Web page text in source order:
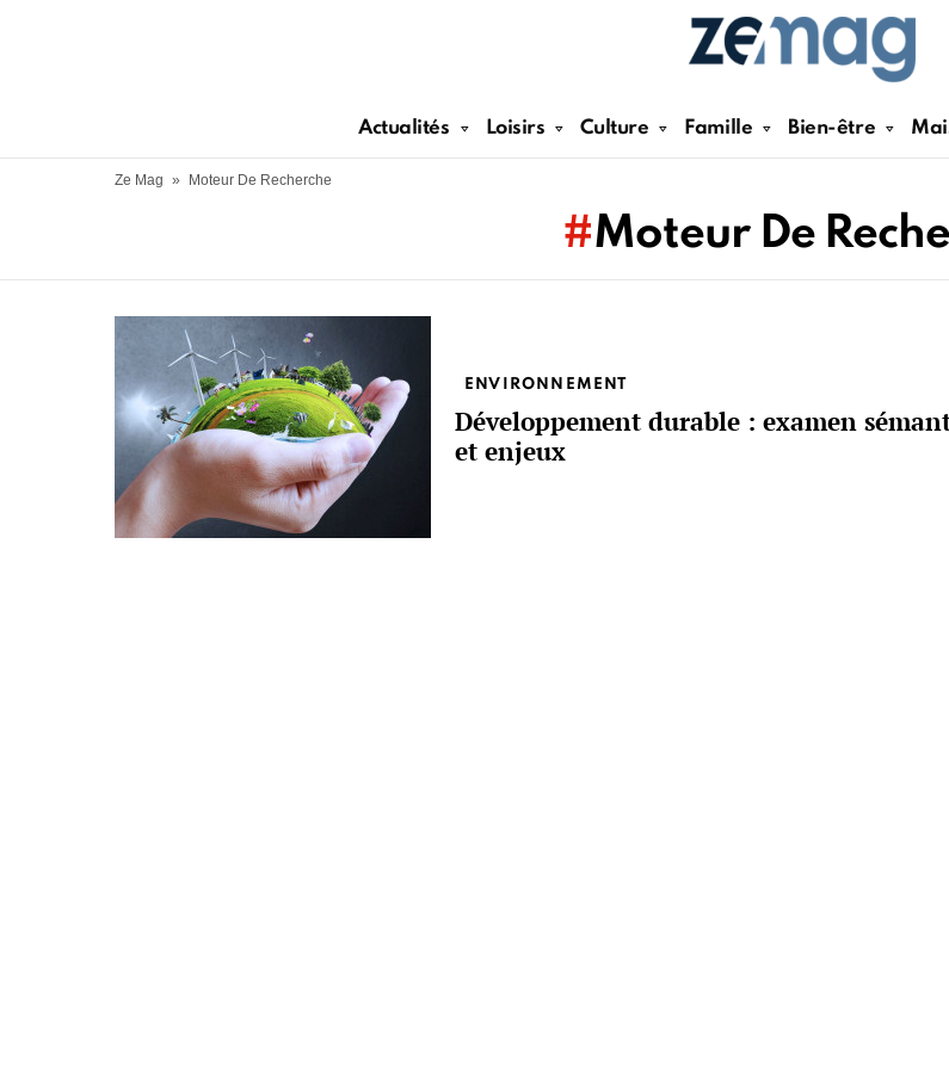
Actualités Loisirs Culture Famille Bien-être
Ze Mag » Moteur De Recherche
Moteur De
stories
ENVIRONNEMENT
Développement durable : examen
et enjeux